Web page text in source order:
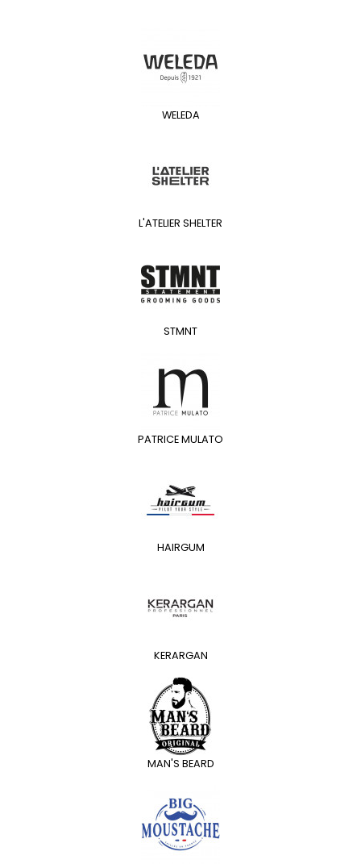
WELEDA
L'ATELIER SHELTER
STMNT
PATRICE MULATO
HAIRGUM
KERARGAN
MAN'S BEARD